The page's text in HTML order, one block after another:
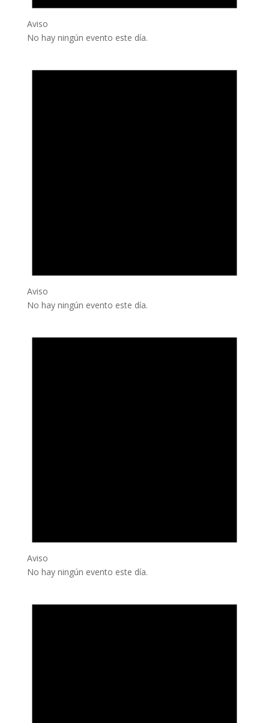
Aviso
No hay ningún evento este día.
Aviso
No hay ningún evento este día.
Aviso
No hay ningún evento este día.